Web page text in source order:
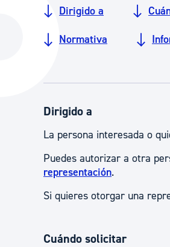
La ciudad
Descubre la ciudad
La ciudad futura
Dirigido a
Normativa
Dirigido a
La persona interesada o
Puedes autorizar a otra
representación.
Si quieres otorgar una
Cuándo solicitar